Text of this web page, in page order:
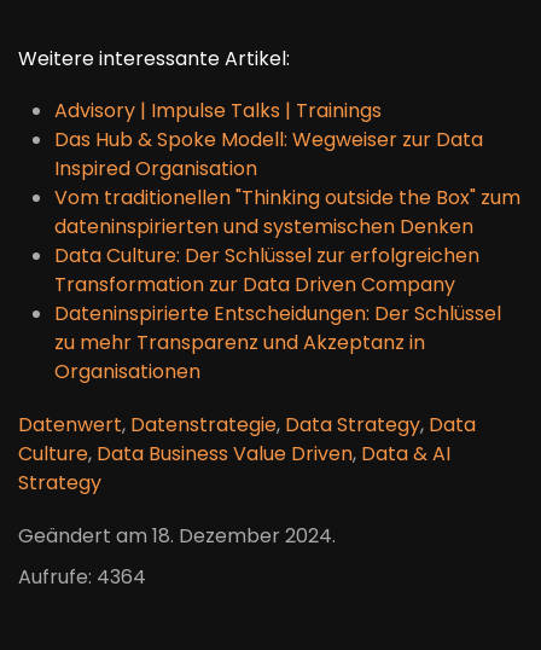
Weitere interessante Artikel:
Advisory | Impulse Talks | Trainings
Das Hub & Spoke Modell: Wegweiser zur Data
Inspired Organisation
Vom traditionellen "Thinking outside the Box" zum
dateninspirierten und systemischen Denken
Data Culture: Der Schlüssel zur erfolgreichen
Transformation zur Data Driven Company
Dateninspirierte Entscheidungen: Der Schlüssel
zu mehr Transparenz und Akzeptanz in
Organisationen
Datenwert, Datenstrategie, Data Strategy, Data
Culture, Data Business Value Driven, Data & AI
Strategy
Geändert am 18. Dezember 2024.
Aufrufe: 4364